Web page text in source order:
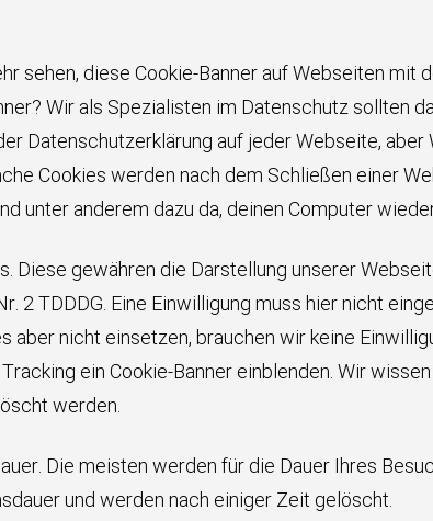
sehen, diese Cookie-Banner auf Webseiten mit
Wir als Spezialisten im Datenschutz sollten
Datenschutzerklärung auf jeder Webseite,
Cookies werden nach dem Schließen einer
unter anderem dazu da, deinen Computer
Diese gewähren die Darstellung unserer
2 TDDDG. Eine Einwilligung muss hier nicht
aber nicht einsetzen, brauchen wir keine
ein Cookie-Banner einblenden. Wir
werden.
Die meisten werden für die Dauer Ihres
und werden nach einiger Zeit gelöscht.